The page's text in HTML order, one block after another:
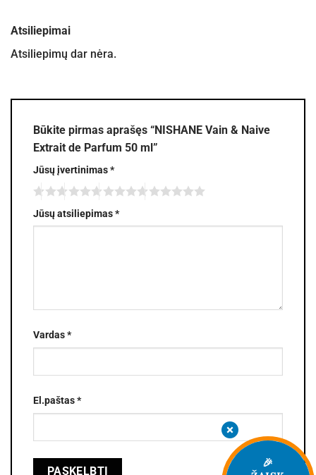
Atsiliepimai
Atsiliepimų dar nėra.
Būkite pirmas aprašęs “NISHANE Vain & Naive
Extrait de Parfum 50 ml”
Jūsų įvertinimas*
Jūsų atsiliepimas*
Vardas*
El.paštas*
🎉